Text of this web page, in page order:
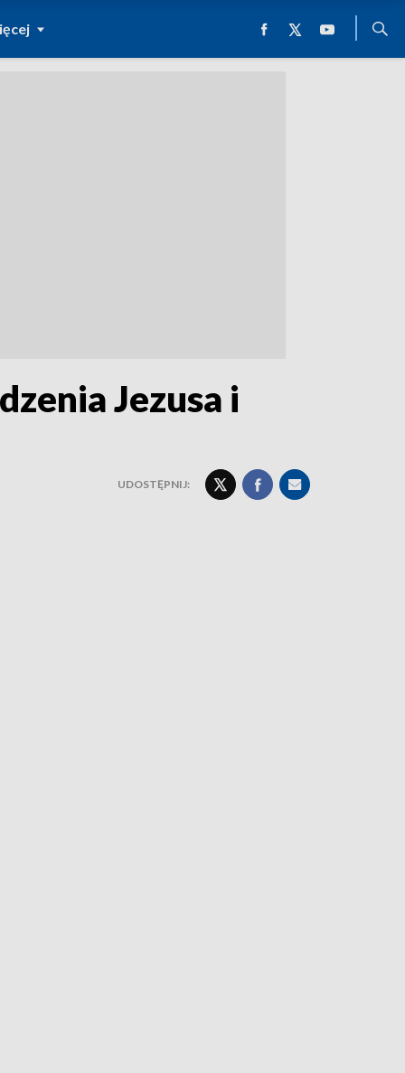
Jezusa i
UDOSTĘPNIJ: